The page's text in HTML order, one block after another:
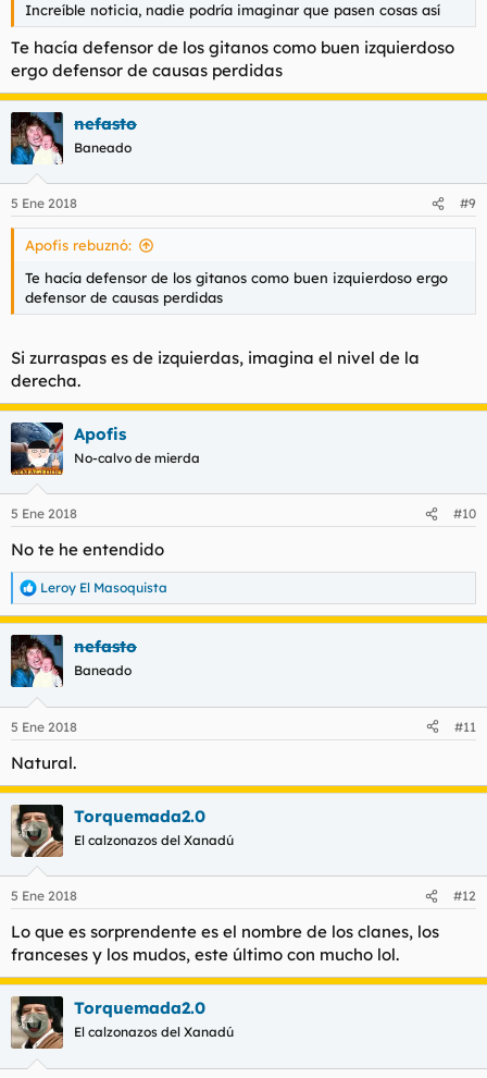
Increíble noticia, nadie podría imaginar que pasen cosas así
Te hacía defensor de los gitanos como buen izquierdoso
ergo defensor de causas perdidas
nefasto
Baneado
5 Ene 2018 #9
Apofis rebuznó:
Te hacía defensor de los gitanos como buen izquierdoso ergo
defensor de causas perdidas
Si zurraspas es de izquierdas, imagina el nivel de la
derecha.
Apofis
No-calvo de mierda
5 Ene 2018 #10
No te he entendido
R
e
a
c
c
i
e
:
Leroy El Masoquista
nefasto
Baneado
5 Ene 2018 #11
Natural.
Torquemada2.0
El calzonazos del Xanadú
5 Ene 2018 #12
Lo que es sorprendente es el nombre de los clanes, los
franceses y los mudos, este último con mucho lol.
Torquemada2.0
El calzonazos del Xanadú